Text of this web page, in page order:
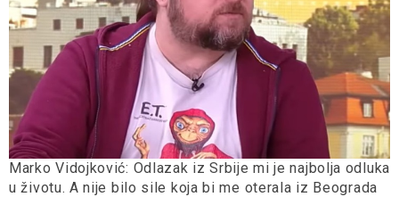
Marko Vidojković: Odlazak iz Srbije mi je najbolja odluka
u životu. A nije bilo sile koja bi me oterala iz Beograda